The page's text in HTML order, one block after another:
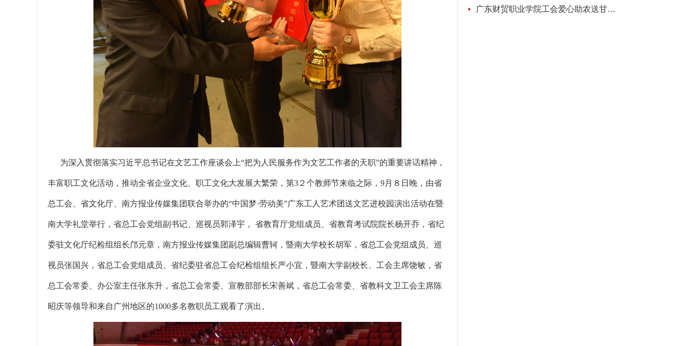
为深入贯彻落实习近平总书记在文艺工作座谈会上“把为人民服务作为文艺工作者的天职”的重要讲话精神，
丰富职工文化活动，推动全省企业文化、职工文化大发展大繁荣，第3２个教师节来临之际，9月８日晚，由省
总工会、省文化厅、南方报业传媒集团联合举办的“中国梦·劳动美”广东工人艺术团送文艺进校园演出活动在暨
南大学礼堂举行，省总工会党组副书记、巡视员郭泽宇， 省教育厅党组成员、省教育考试院院长杨开乔，省纪
委驻文化厅纪检组组长邝元章，南方报业传媒集团副总编辑曹轲，暨南大学校长胡军，省总工会党组成员、巡
视员张国兴，省总工会党组成员、省纪委驻省总工会纪检组组长严小宜，暨南大学副校长、工会主席饶敏，省
总工会常委、办公室主任张东升，省总工会常委、宣教部部长宋善斌，省总工会常委、省教科文卫工会主席陈
昭庆等领导和来自广州地区的1000多名教职员工观看了演出。
广东财贸职业学院工会爱心助农送甘蔗：甜了教工，帮了蔗农